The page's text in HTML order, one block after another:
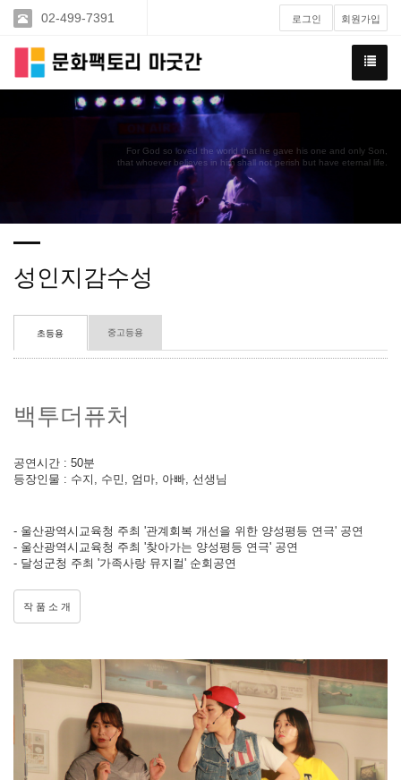
02-499-7391 로그인 회원가입
For God so loved the world that he gave his one and only Son,
that whoever believes in him shall not perish but have eternal life.
성인지감수성
초등용 중고등용
백투더퓨처
공연시간 : 50분
등장인물 : 수지, 수민, 엄마, 아빠, 선생님
- 울산광역시교육청 주최 '관계회복 개선을 위한 양성평등 연극' 공연
- 울산광역시교육청 주최 '찾아가는 양성평등 연극' 공연
- 달성군청 주최 '가족사랑 뮤지컬' 순회공연
작 품 소 개